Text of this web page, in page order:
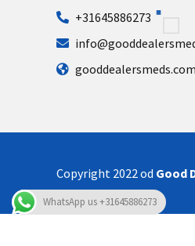
+31645886273
gooddealersmeds.com
Copyright 2022 od Good
WhatsApp us +31645886273